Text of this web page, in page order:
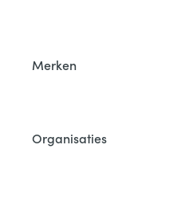
Merken
Organisaties